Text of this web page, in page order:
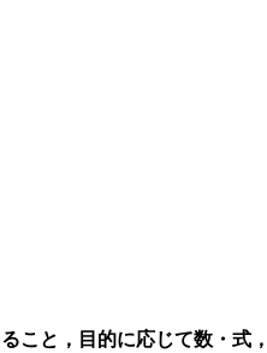
こと，目的に応じて数・式